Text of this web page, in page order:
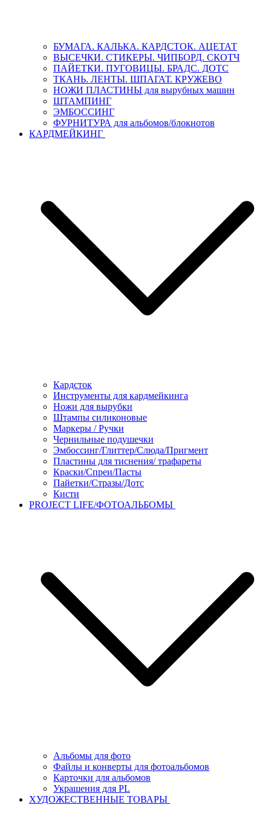
БУМАГА. КАЛЬКА. КАРДСТОК. АЦЕТАТ
ВЫСЕЧКИ. СТИКЕРЫ. ЧИПБОРД. СКОТЧ
ПАЙЕТКИ. ПУГОВИЦЫ. БРАДС. ДОТС
ТКАНЬ. ЛЕНТЫ. ШПАГАТ. КРУЖЕВО
НОЖИ ПЛАСТИНЫ для вырубных машин
ШТАМПИНГ
ЭМБОССИНГ
ФУРНИТУРА для альбомов/блокнотов
КАРДМЕЙКИНГ
Кардсток
Инструменты для кардмейкинга
Ножи для вырубки
Штампы силиконовые
Маркеры / Ручки
Чернильные подушечки
Эмбоссинг/Глиттер/Слюда/Пригмент
Пластины для тиснения/ трафареты
Краски/Спреи/Пасты
Пайетки/Стразы/Дотс
Кисти
PROJECT LIFE/ФОТОАЛЬБОМЫ
Альбомы для фото
Файлы и конверты для фотоальбомов
Карточки для альбомов
Украшения для PL
ХУДОЖЕСТВЕННЫЕ ТОВАРЫ